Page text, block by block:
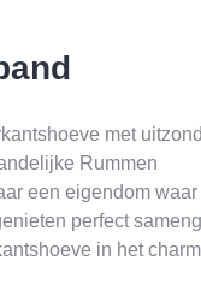
met
Rummen
een eigendom
perfect
in het